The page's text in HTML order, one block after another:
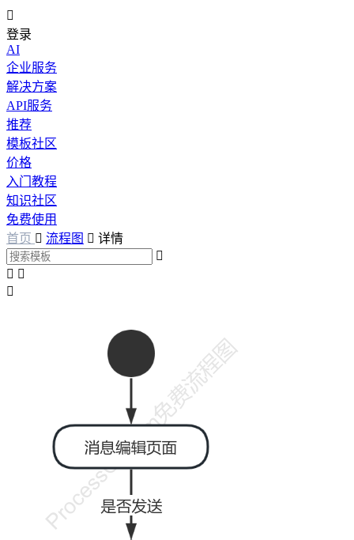

登录
AI
企业服务
解决方案
API服务
推荐
模板社区
价格
入门教程
知识社区
免费使用
首页  流程图  详情

 
